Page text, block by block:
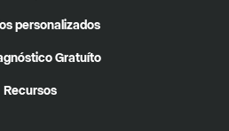
personalizados
Gratuíto
Recursos